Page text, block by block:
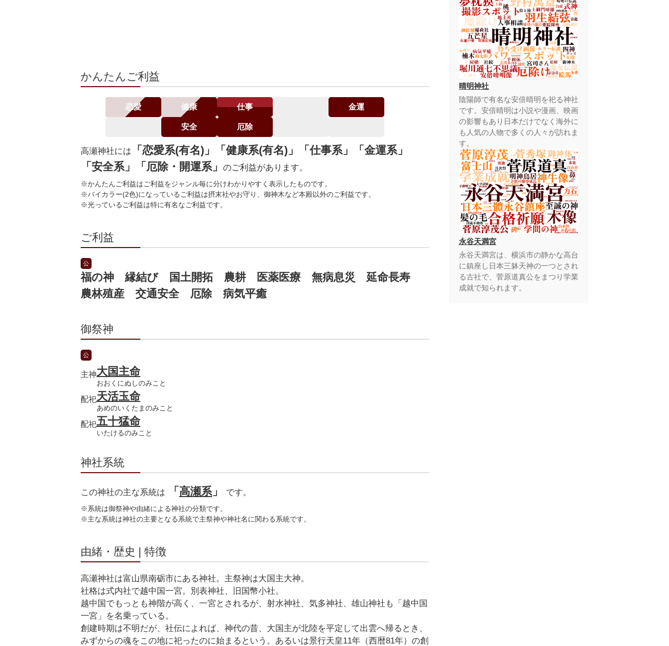
かんたんご利益
恋愛 健康 仕事 金運
安全 厄除
高瀬神社には
「恋愛系(有名)」「健康系(有名)」「仕事系」「金運系」
「安全系」「厄除・開運系」
のご利益があります。
※かんたんご利益はご利益をジャンル毎に分けわかりやすく表示したものです。
※バイカラー(2色)になっているご利益は摂末社やお守り、御神木など本殿以外のご利益です。
※光っているご利益は特に有名なご利益です。
ご利益
公
福の神 縁結び 国土開拓 農耕 医薬医療 無病息災 延命長寿
農林殖産 交通安全 厄除 病気平癒
御祭神
公
主神大国主命
おおくにぬしのみこと
配祀天活玉命
あめのいくたまのみこと
配祀五十猛命
いたけるのみこと
神社系統
この神社の主な系統は 「 高瀬系」 です。
※系統は御祭神や由緒による神社の分類です。
※主な系統は神社の主要となる系統で主祭神や神社名に関わる系統です。
由緒・歴史 | 特徴
高瀬神社は富山県南砺市にある神社。主祭神は大国主大神。
社格は式内社で越中国一宮。別表神社、旧国幣小社。
越中国でもっとも神階が高く、一宮とされるが、射水神社、気多神社、雄山神社も「越中国
一宮」を名乗っている。
創建時期は不明だが、社伝によれば、神代の昔、大国主が北陸を平定して出雲へ帰るとき、
みずからの魂をこの地に祀ったのに始まるという。あるいは景行天皇11年（西暦81年）の創
晴明神社
陰陽師で有名な安倍晴明を祀る神社
です。安倍晴明は小説や漫画、映画
の影響もあり日本だけでなく海外に
も人気の人物で多くの人々が訪れま
す。
永谷天満宮
永谷天満宮は、横浜市の静かな高台
に鎮座し日本三躰天神の一つとされ
る古社で、菅原道真公をまつり学業
成就で知られます。